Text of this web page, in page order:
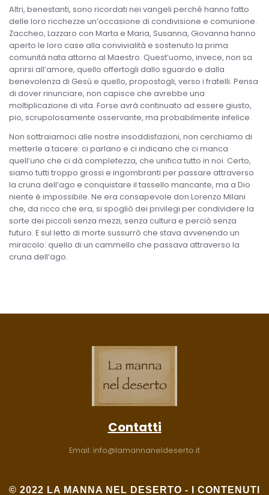
Altri, benestanti, sono ricordati nei vangeli perché hanno fatto
delle loro ricchezze un’occasione di condivisione e comunione.
Zaccheo, Lazzaro con Marta e Maria, Susanna, Giovanna hanno
aperto le loro case alla convivialità e sostenuto la prima
comunità nata attorno al Maestro. Quest’uomo, invece, non sa
aprirsi all’amore, quello offertogli dallo sguardo e dalla
benevolenza di Gesù e quello, propostogli, verso i fratelli. Pensa
di dover rinunciare, non capisce che avrebbe una
moltiplicazione di vita. Forse avrà continuato ad essere giusto,
pio, scrupolosamente osservante, ma probabilmente infelice.
Non sottraiamoci alle nostre insoddisfazioni, non cerchiamo di
metterle a tacere: ci parlano e ci indicano che ci manca
quell’uno che ci dà completezza, che unifica tutto in noi. Certo,
siamo tutti troppo grossi e ingombranti per passare attraverso
la cruna dell’ago e conquistare il tassello mancante, ma a Dio
niente è impossibile. Ne era consapevole don Lorenzo Milani
che, da ricco che era, si spogliò dei privilegi per condividere la
sorte dei piccoli senza mezzi, senza cultura e perciò senza
futuro. E sul letto di morte sussurrò che stava avvenendo un
miracolo: quello di un cammello che passava attraverso la
cruna dell’ago.
Contatti
Email: info@lamannaneldeserto.it
© 2022 LA MANNA NEL DESERTO - I CONTENUTI